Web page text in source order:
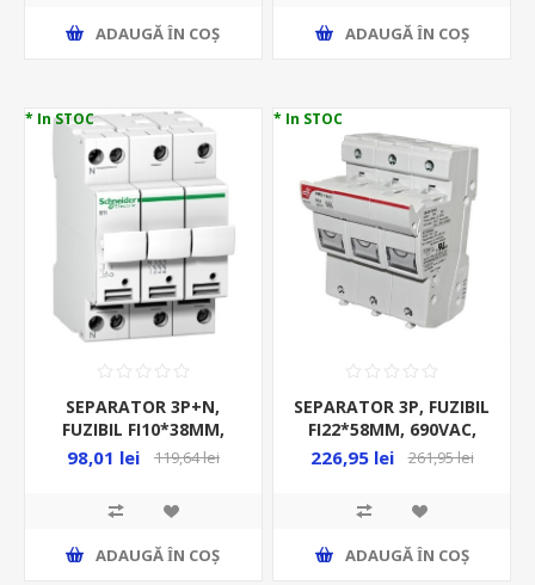
ADAUGĂ ȊN COŞ ADAUGĂ ȊN COŞ
* In STOC
SEPARATOR 3P+N,
FUZIBIL FI10*38MM,
500VAC, MAX 25A, STI,
98,01 lei 119,64 lei
ADAUGĂ ȊN COŞ
* In STOC
SEPARATOR 3P, FUZIBIL
FI22*58MM, 690VAC,
MAX125A,
226,95 lei 261,95 lei
ADAUGĂ ȊN COŞ